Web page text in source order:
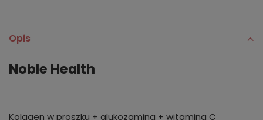
Opis
Noble Health
Kolagen w proszku + glukozamina + witamina C